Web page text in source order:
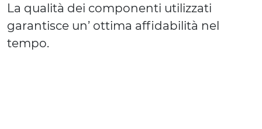
La qualità dei componenti utilizzati
garantisce un’ ottima affidabilità nel
tempo.